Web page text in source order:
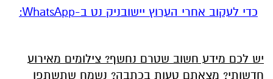
‏כדי לעקוב אחרי הערוץ יישובניק נט ב-WhatsApp:‏‏‏
יש לכם מידע חשוב שטרם נחשף? צילומים מאירוע
חדשותי? מצאתם טעות בכתבה? נשמח שתשתפו